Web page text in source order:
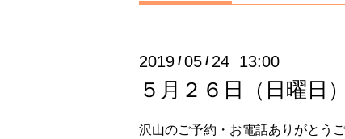
2019 /05 / 24 13:00
５月２６日（日曜日
沢山のご予約・お電話ありがとうご